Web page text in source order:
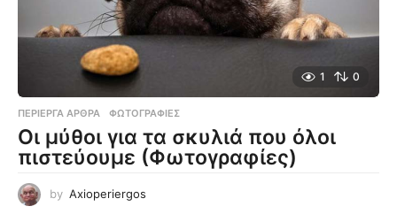
1 0
ΠΕΡΊΕΡΓΑ ΆΡΘΡΑ ,ΦΩΤΟΓΡΑΦΊΕΣ
Οι μύθοι για τα σκυλιά που όλοι
πιστεύουμε (Φωτογραφίες)
by Axioperiergos